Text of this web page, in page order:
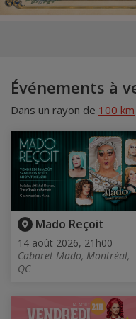
Événements à
Dans un rayon de 100 km
Mado Reçoit
14 août 2026, 21h00
Cabaret Mado, Montréal,
QC